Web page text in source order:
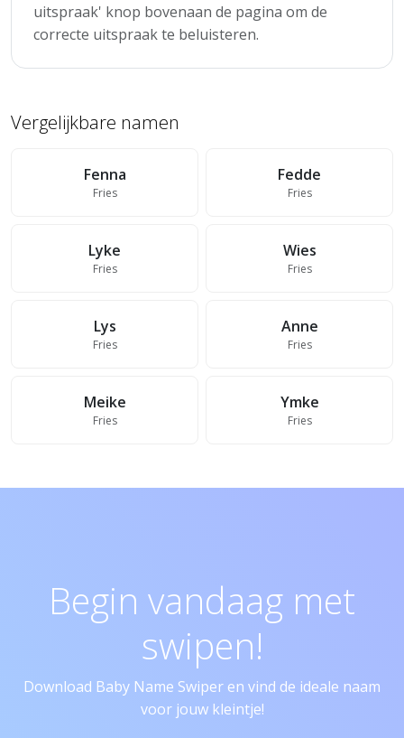
uitspraak' knop bovenaan de pagina om de
correcte uitspraak te beluisteren.
Vergelijkbare namen
Fenna
Fries
Fedde
Fries
Lyke
Fries
Wies
Fries
Lys
Fries
Anne
Fries
Meike
Fries
Ymke
Fries
Begin vandaag met
swipen!
Download Baby Name Swiper en vind de ideale naam
voor jouw kleintje!